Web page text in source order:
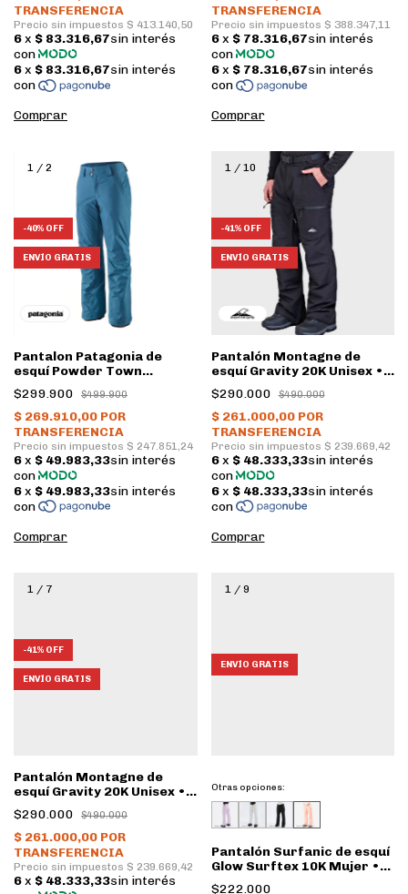
Comprar Comprar
1 / 2
-40% OFF
ENVÍO GRATIS
Pantalon Patagonia de
esquí Powder Town
Insulado Mujer • WAVB
$299.900 $499.900
Comprar
1/ 10
-41% OFF
ENVÍO GRATIS
Pantalón Montagne de
esquí Gravity 20K Unisex •
Negro
$290.000 $490.000
Comprar
1 / 7
-41% OFF
ENVÍO GRATIS
Pantalón Montagne de
esquí Gravity 20K Unisex •
Azul acero, negro
$290.000 $490.000
1 / 9
ENVÍO GRATIS
Otras opciones:
Pantalón Surfanic de esquí
Glow Surftex 10K Mujer •
Dusty Pink
$222.000